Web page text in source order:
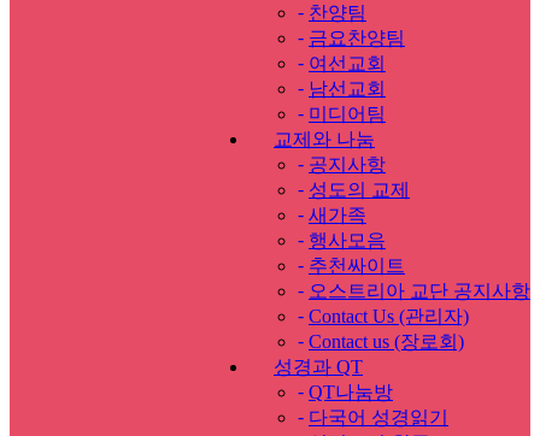
- 찬양팀
- 금요찬양팀
- 여선교회
- 남선교회
- 미디어팀
교제와 나눔
- 공지사항
- 성도의 교제
- 새가족
- 행사모음
- 추천싸이트
- 오스트리아 교단 공지사항
- Contact Us (관리자)
- Contact us (장로회)
성경과 QT
- QT나눔방
- 다국어 성경읽기